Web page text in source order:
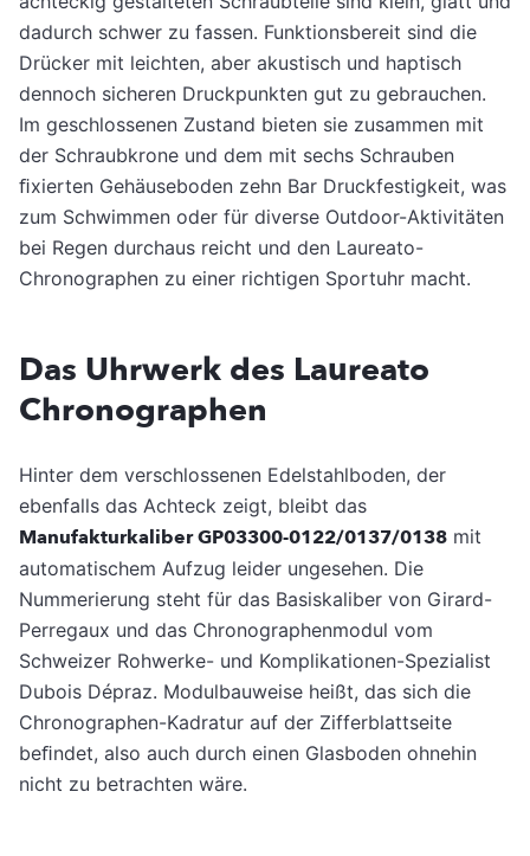
dadurch schwer zu fassen. Funktionsbereit sind die
Drücker mit leichten, aber akustisch und haptisch
dennoch sicheren Druckpunkten gut zu gebrauchen.
Im geschlossenen Zustand bieten sie zusammen mit
der Schraubkrone und dem mit sechs Schrauben
ﬁxierten Gehäuseboden zehn Bar Druckfestigkeit, was
zum Schwimmen oder für diverse Outdoor-Aktivitäten
bei Regen durchaus reicht und den Laureato-
Chronographen zu einer richtigen Sportuhr macht.
Das Uhrwerk des Laureato
Chronographen
Hinter dem verschlossenen Edelstahlboden, der
ebenfalls das Achteck zeigt, bleibt das
Manufakturkaliber GP03300-0122/0137/0138 mit
automatischem Aufzug leider ungesehen. Die
Nummerierung steht für das Basiskaliber von Girard-
Perregaux und das Chronographenmodul vom
Schweizer Rohwerke- und Komplikationen-Spezialist
Dubois Dépraz. Modulbauweise heißt, das sich die
Chronographen-Kadratur auf der Zifferblattseite
beﬁndet, also auch durch einen Glasboden ohnehin
nicht zu betrachten wäre.